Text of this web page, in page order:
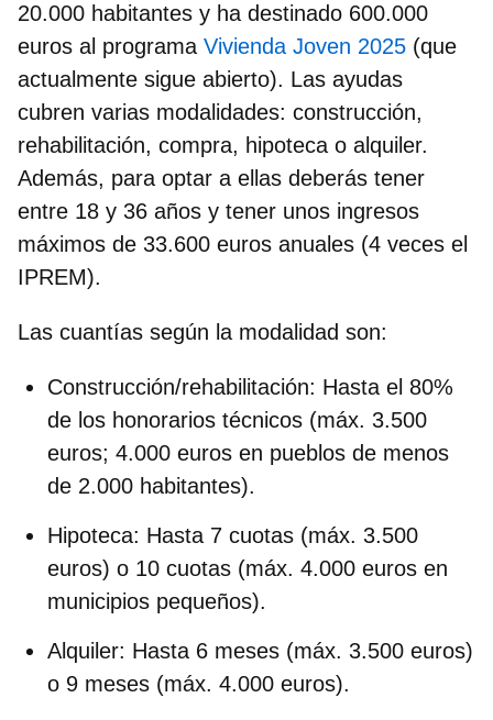
20.000 habitantes y ha destinado 600.000
euros al programa Vivienda Joven 2025 (que
actualmente sigue abierto). Las ayudas
cubren varias modalidades: construcción,
rehabilitación, compra, hipoteca o alquiler.
Además, para optar a ellas deberás tener
entre 18 y 36 años y tener unos ingresos
máximos de 33.600 euros anuales (4 veces el
IPREM).
Las cuantías según la modalidad son:
Construcción/rehabilitación: Hasta el 80%
de los honorarios técnicos (máx. 3.500
euros; 4.000 euros en pueblos de menos
de 2.000 habitantes).
Hipoteca: Hasta 7 cuotas (máx. 3.500
euros) o 10 cuotas (máx. 4.000 euros en
municipios pequeños).
Alquiler: Hasta 6 meses (máx. 3.500 euros)
o 9 meses (máx. 4.000 euros).